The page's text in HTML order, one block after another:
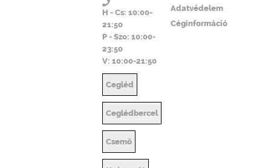
H - Cs: 10:00-
21:50
P - Szo: 10:00-
23:50
V: 10:00-21:50
Cegléd
Ceglédbercel
Csemő
Adatvédelem
Céginformáció